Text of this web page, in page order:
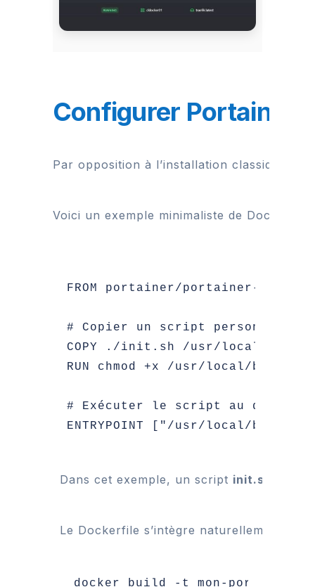
Configurer Portainer
Par opposition à l’installation classique
Voici un exemple minimaliste de
FROM portainer/portainer-
# Copier un script
COPY ./init.sh /usr/local/bin/
RUN chmod +x /usr/local/bin/
# Exécuter le script au
Dans cet exemple, un script init.sh
Le Dockerfile s’intègre naturellement
docker build -t mon-portainer .